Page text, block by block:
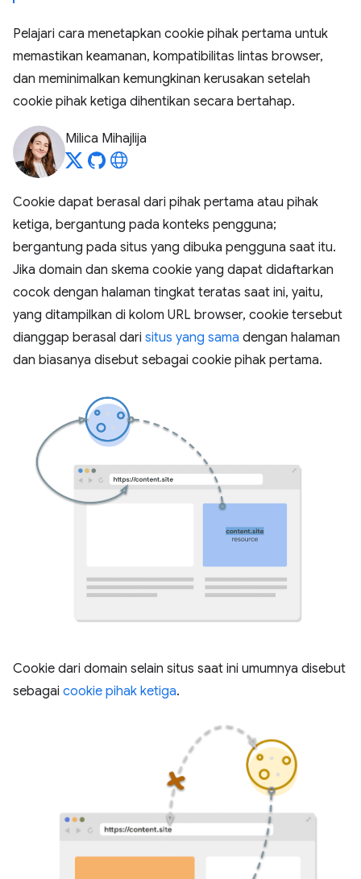
Pelajari cara menetapkan cookie pihak pertama untuk
memastikan keamanan, kompatibilitas lintas browser,
dan meminimalkan kemungkinan kerusakan setelah
cookie pihak ketiga dihentikan secara bertahap.
Milica Mihajlija
Cookie dapat berasal dari pihak pertama atau pihak
ketiga, bergantung pada konteks pengguna;
bergantung pada situs yang dibuka pengguna saat itu.
Jika domain dan skema cookie yang dapat didaftarkan
cocok dengan halaman tingkat teratas saat ini, yaitu,
yang ditampilkan di kolom URL browser, cookie tersebut
dianggap berasal dari situs yang sama dengan halaman
dan biasanya disebut sebagai cookie pihak pertama.
Cookie dari domain selain situs saat ini umumnya disebut
sebagai cookie pihak ketiga.